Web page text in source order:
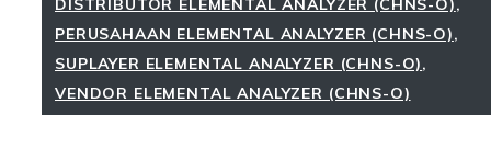
DISTRIBUTOR ELEMENTAL ANALYZER (CHNS-O),
PERUSAHAAN ELEMENTAL ANALYZER (CHNS-O),
SUPLAYER ELEMENTAL ANALYZER (CHNS-O),
VENDOR ELEMENTAL ANALYZER (CHNS-O)